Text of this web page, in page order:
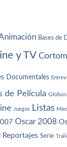
Bases de
y TV
Documentales
de Película
Juegos Listas
Oscar 2008
Reportajes Serie